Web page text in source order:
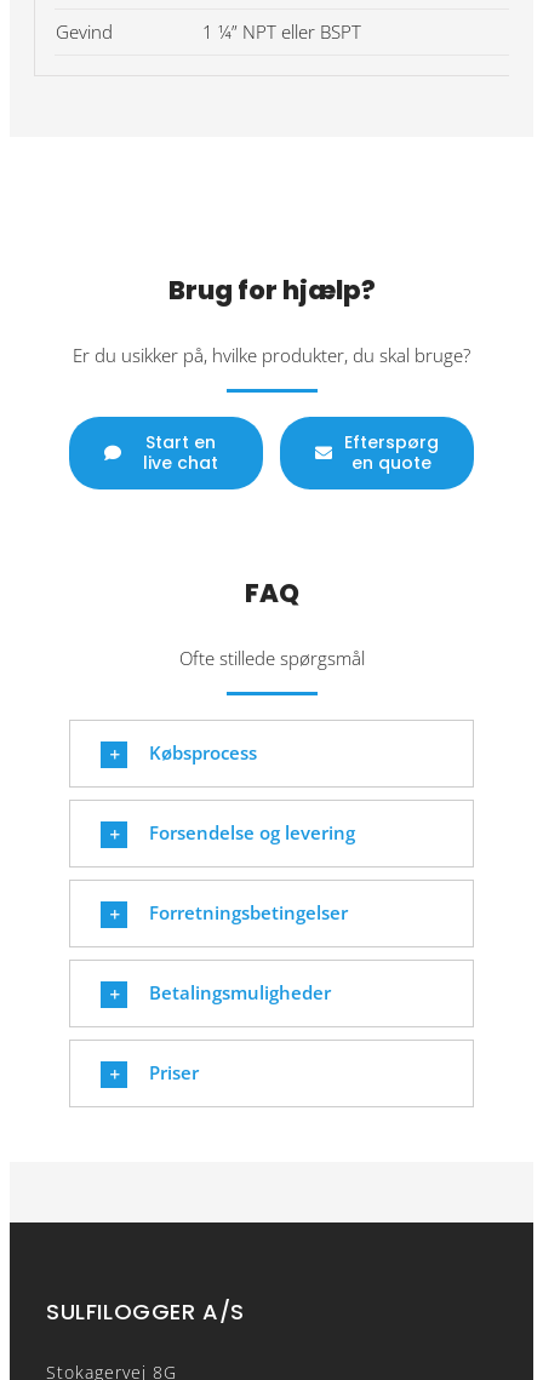
Gevind
1 ¼” NPT eller BSPT
Brug for hjælp?
Er du usikker på, hvilke produkter, du skal bruge?
Start en
live chat
Efterspørg
en quote
FAQ
Ofte stillede spørgsmål
Købsprocess
Forsendelse og levering
Forretningsbetingelser
Betalingsmuligheder
Priser
SULFILOGGER A/S
Stokagervej 8G